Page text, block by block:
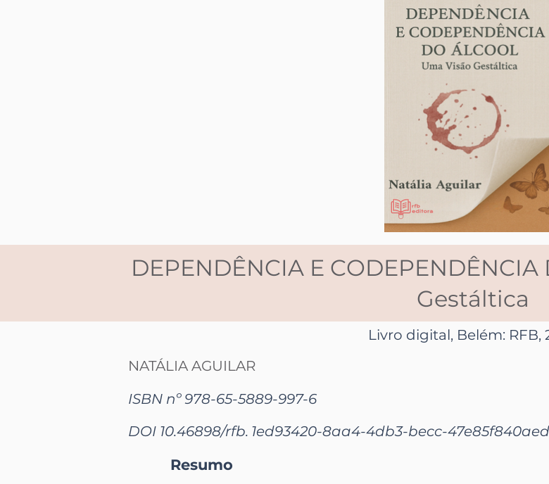
DEPENDÊNCIA E
Gestáltica
Livro digital, Belém: RFB,
NATÁLIA AGUILAR
ISBN nº 978-65-5889-997-6
DOI 10.46898/rfb. 1ed93420-8aa4-4db3-becc-47e85f840aed
Resumo